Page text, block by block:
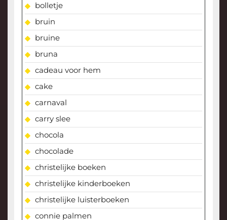
bolletje
bruin
bruine
bruna
cadeau voor hem
cake
carnaval
carry slee
chocola
chocolade
christelijke boeken
christelijke kinderboeken
christelijke luisterboeken
connie palmen